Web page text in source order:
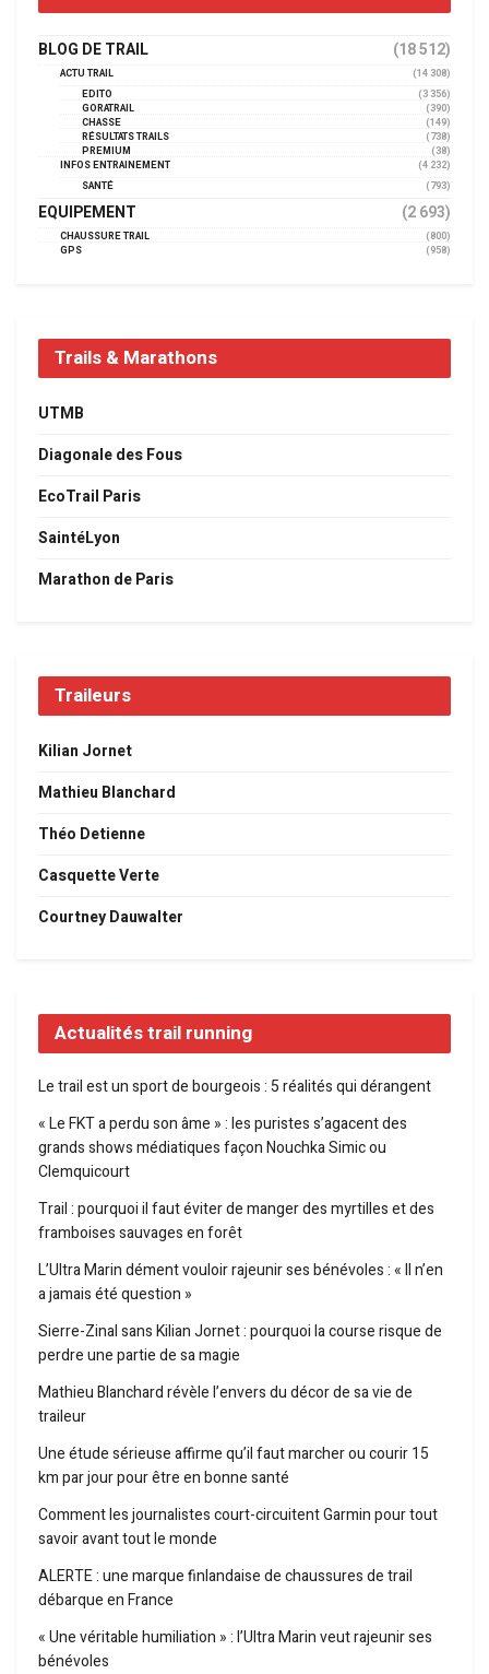
BLOG DE TRAIL (18 512)
ACTU TRAIL
(14 308)
EDITO
(3 356)
GORATRAIL
(390)
CHASSE
(149)
RÉSULTATS TRAILS
(738)
PREMIUM
(38)
INFOS ENTRAINEMENT
(4 232)
SANTÉ
(793)
EQUIPEMENT (2 693)
CHAUSSURE TRAIL
(800)
GPS
(958)
Trails & Marathons
UTMB
Diagonale des Fous
EcoTrail Paris
SaintéLyon
Marathon de Paris
Traileurs
Kilian Jornet
Mathieu Blanchard
Théo Detienne
Casquette Verte
Courtney Dauwalter
Actualités trail running
Le trail est un sport de bourgeois : 5 réalités qui dérangent
« Le FKT a perdu son âme » : les puristes s’agacent des
grands shows médiatiques façon Nouchka Simic ou
Clemquicourt
Trail : pourquoi il faut éviter de manger des myrtilles et des
framboises sauvages en forêt
L’Ultra Marin dément vouloir rajeunir ses bénévoles : « Il n’en
a jamais été question »
Sierre-Zinal sans Kilian Jornet : pourquoi la course risque de
perdre une partie de sa magie
Mathieu Blanchard révèle l’envers du décor de sa vie de
traileur
Une étude sérieuse affirme qu’il faut marcher ou courir 15
km par jour pour être en bonne santé
Comment les journalistes court-circuitent Garmin pour tout
savoir avant tout le monde
ALERTE : une marque finlandaise de chaussures de trail
débarque en France
« Une véritable humiliation » : l’Ultra Marin veut rajeunir ses
bénévoles